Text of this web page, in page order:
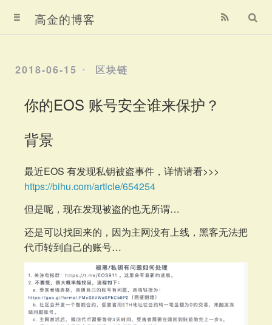
高金的博客
2018-06-15 区块链
你的EOS 账号安全谁来保护？
背景
最近EOS 有发现私钥被盗事件，详情请看>>>
https://bihu.com/article/654254
但是呢，现在发现被盗的也无所谓…
还是可以找回来的，因为主网没有上线，黑客无法把
代币转到自己的账号…
首页
关于我
赞赏我